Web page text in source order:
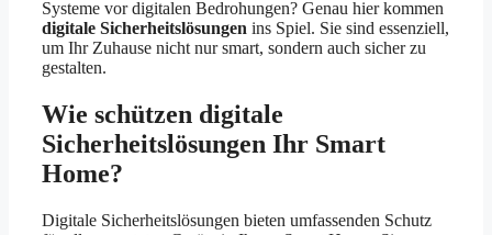
Systeme vor digitalen Bedrohungen? Genau hier kommen
digitale Sicherheitslösungen ins Spiel. Sie sind essenziell,
um Ihr Zuhause nicht nur smart, sondern auch sicher zu
gestalten.
Wie schützen digitale
Sicherheitslösungen Ihr Smart
Home?
Digitale Sicherheitslösungen bieten umfassenden Schutz